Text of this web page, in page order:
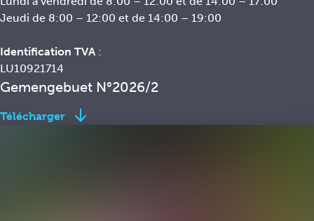
Jeudi de 8:00 – 12:00 et de 14:00 – 19:00
Identification TVA :
LU10921714
Gemengebuet N°2026/2
Télécharger